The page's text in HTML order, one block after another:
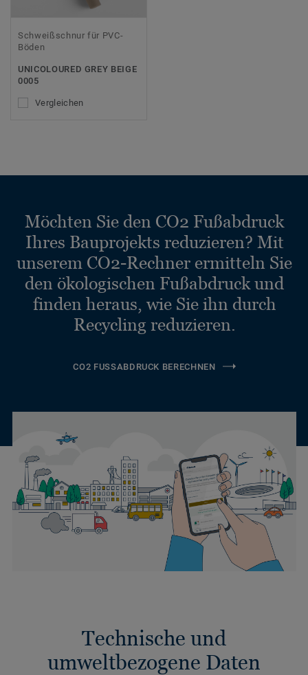
Schweißschnur für PVC-
Böden
UNICOLOURED GREY BEIGE
0005
Vergleichen
Möchten Sie den CO2 Fußabdruck
Ihres Bauprojekts reduzieren? Mit
unserem CO2-Rechner ermitteln Sie
den ökologischen Fußabdruck und
finden heraus, wie Sie ihn durch
Recycling reduzieren.
CO2 FUSSABDRUCK BERECHNEN
Technische und
umweltbezogene Daten